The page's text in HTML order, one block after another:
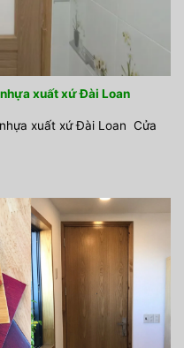
xuất xứ Đài Loan
xuất xứ Đài Loan Cửa